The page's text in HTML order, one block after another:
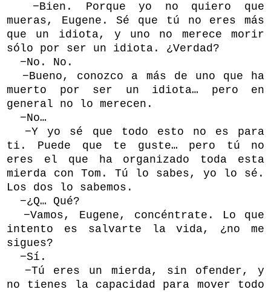
−Bien. Porque yo no quiero que
mueras, Eugene. Sé que tú no eres más
que un idiota, y uno no merece morir
sólo por ser un idiota. ¿Verdad?
−No. No.
−Bueno, conozco a más de uno que ha
muerto por ser un idiota… pero en
general no lo merecen.
−No…
−Y yo sé que todo esto no es para
ti. Puede que te guste… pero tú no
eres el que ha organizado toda esta
mierda con Tom. Tú lo sabes, yo lo sé.
Los dos lo sabemos.
−¿Q… Qué?
−Vamos, Eugene, concéntrate. Lo que
intento es salvarte la vida, ¿no me
sigues?
−Sí.
−Tú eres un mierda, sin ofender, y
no tienes la capacidad para mover todo